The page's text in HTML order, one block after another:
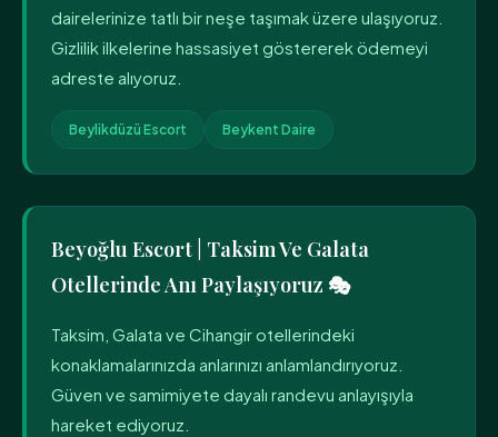
dairelerinize tatlı bir neşe taşımak üzere ulaşıyoruz.
Gizlilik ilkelerine hassasiyet göstererek ödemeyi
adreste alıyoruz.
Beylikdüzü Escort Beykent Daire
Beyoğlu Escort | Taksim Ve Galata
Otellerinde Anı Paylaşıyoruz 🎭
Taksim, Galata ve Cihangir otellerindeki
konaklamalarınızda anlarınızı anlamlandırıyoruz.
Güven ve samimiyete dayalı randevu anlayışıyla
hareket ediyoruz.